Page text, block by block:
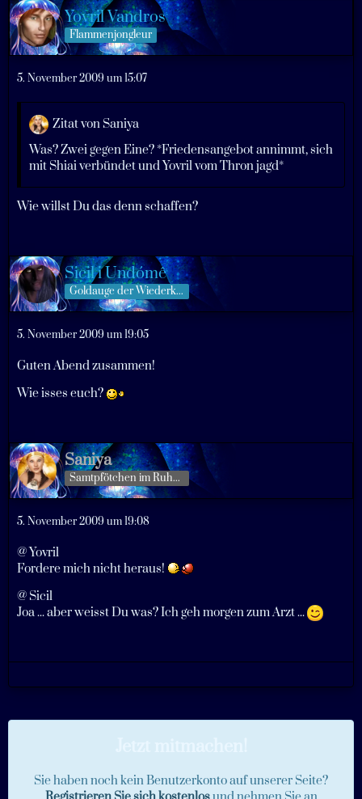
Yovril Vandros
Flammenjongleur
5. November 2009 um 15:07
Zitat von Saniya
Was? Zwei gegen Eine? *Friedensangebot annimmt, sich
mit Shiai verbündet und Yovril vom Thron jagd*
Wie willst Du das denn schaffen?
Sicil i Undómê
Goldauge der Wiederkehrer
5. November 2009 um 19:05
Guten Abend zusammen!
Wie isses euch?
Saniya
Samtpfötchen im Ruhestand
5. November 2009 um 19:08
@ Yovril
Fordere mich nicht heraus!
@ Sicil
Joa ... aber weisst Du was? Ich geh morgen zum Arzt ...
Sie haben noch kein Benutzerkonto auf unserer Seite?